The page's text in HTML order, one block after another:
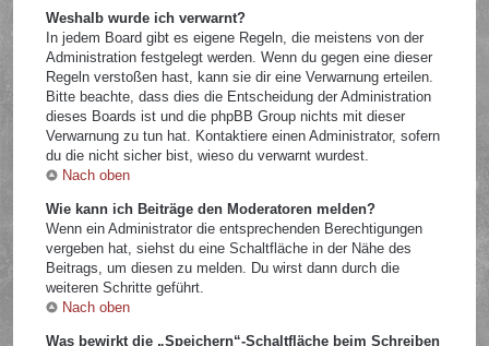
Weshalb wurde ich verwarnt?
In jedem Board gibt es eigene Regeln, die meistens von der
Administration festgelegt werden. Wenn du gegen eine dieser
Regeln verstoßen hast, kann sie dir eine Verwarnung erteilen.
Bitte beachte, dass dies die Entscheidung der Administration
dieses Boards ist und die phpBB Group nichts mit dieser
Verwarnung zu tun hat. Kontaktiere einen Administrator, sofern
du die nicht sicher bist, wieso du verwarnt wurdest.
Nach oben
Wie kann ich Beiträge den Moderatoren melden?
Wenn ein Administrator die entsprechenden Berechtigungen
vergeben hat, siehst du eine Schaltfläche in der Nähe des
Beitrags, um diesen zu melden. Du wirst dann durch die
weiteren Schritte geführt.
Nach oben
Was bewirkt die „Speichern“-Schaltfläche beim Schreiben